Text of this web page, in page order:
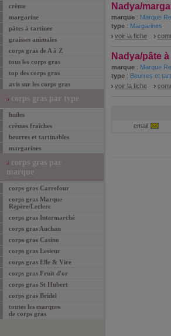
crème
margarine
pâtes à tartiner
graisses animales
corps gras de A à Z
tous les corps gras
top des corps gras
avis sur les corps gras
corps gras par type
huiles
crèmes fraîches
beurres et tartinables
margarines
corps gras par
marque
corps gras Carrefour
corps gras Marque
Repère/Leclerc
corps gras Intermarché
corps gras Auchan
corps gras Casino
corps gras Lesieur
corps gras Elle & Vire
corps gras Fruit d'or
corps gras St Hubert
corps gras Bridel
toutes les marques
de corps gras
Nadya/
marque : Marque
type : Margarines
voir la fiche
Nadya/pâte
marque : Marque
type : Beurres et
voir la fiche
email